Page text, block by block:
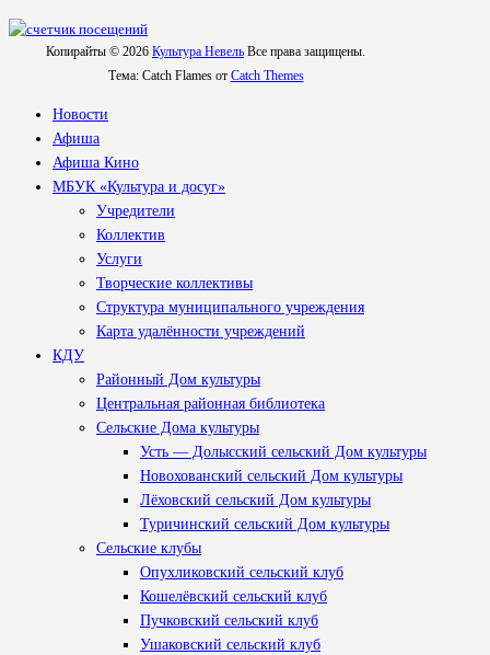
Копирайты © 2026 Культура Невель Все права защищены.
Тема: Catch Flames от Catch Themes
Новости
Афиша
Афиша Кино
МБУК «Культура и досуг»
Учредители
Коллектив
Услуги
Творческие коллективы
Структура муниципального учреждения
Карта удалённости учреждений
КДУ
Районный Дом культуры
Центральная районная библиотека
Сельские Дома культуры
Усть — Долысский сельский Дом культуры
Новохованский сельский Дом культуры
Лёховский сельский Дом культуры
Туричинский сельский Дом культуры
Сельские клубы
Опухликовский сельский клуб
Кошелёвский сельский клуб
Пучковский сельский клуб
Ушаковский сельский клуб